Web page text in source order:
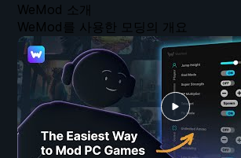
WeMod 소개
WeMod를 사용한 모딩의 개요